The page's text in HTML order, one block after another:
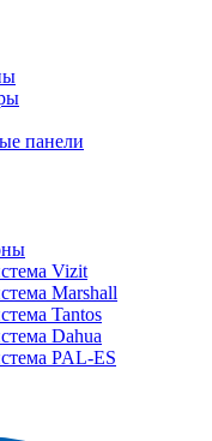
панели
Vizit
Marshall
Tantos
Dahua
PAL-ES